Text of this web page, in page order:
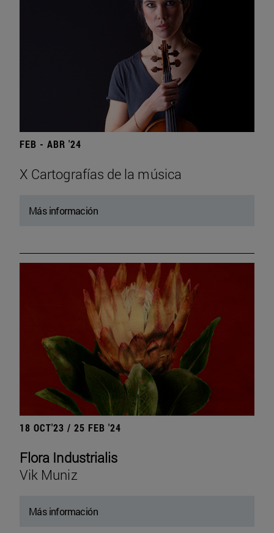
FEB - ABR '24
X Cartografías de la música
Más información
18 OCT'23 / 25 FEB '24
Flora Industrialis
Vik Muniz
Más información